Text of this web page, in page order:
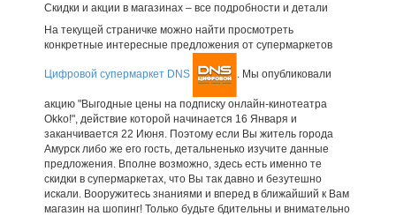
Скидки и акции в магазинах – все подробности и детали
На текущей страничке можно найти просмотреть
конкретные интересные предложения от супермаркетов
Цифровой супермаркет DNS . Мы опубликовали
акцию "Выгодные цены на подписку онлайн-кинотеатра
Okko!", действие которой начинается 16 Января и
заканчивается 22 Июня. Поэтому если Вы житель города
Амурск либо же его гость, детальненько изучите данные
предложения. Вполне возможно, здесь есть именно те
скидки в супермаркетах, что Вы так давно и безутешно
искали. Вооружитесь знаниями и вперед в ближайший к Вам
магазин на шопинг! Только будьте бдительны и внимательно